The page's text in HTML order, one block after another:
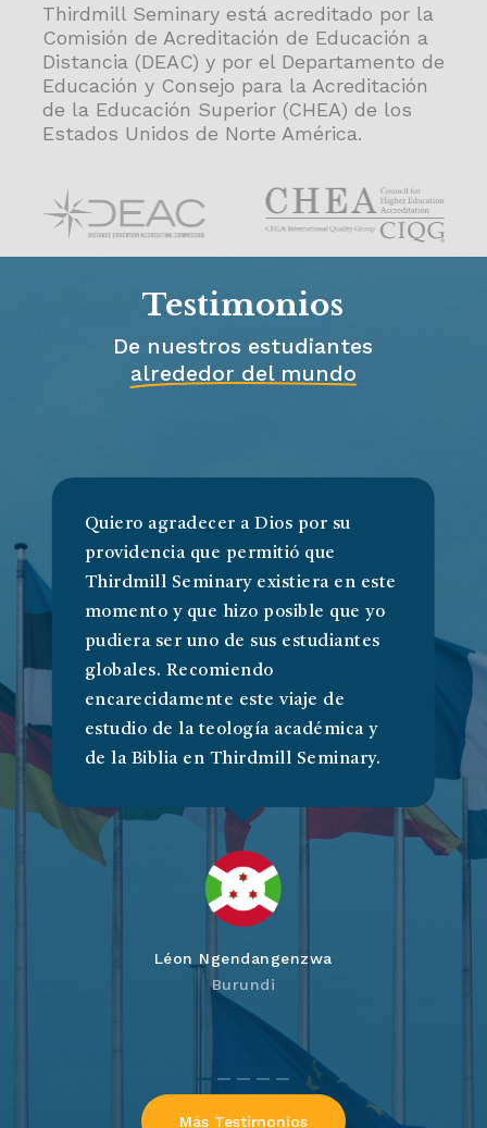
Thirdmill Seminary está acreditado por la
Comisión de Acreditación de Educación a
Distancia (DEAC) y por el Departamento de
Educación y Consejo para la Acreditación
de la Educación Superior (CHEA) de los
Estados Unidos de Norte América.
Testimonios
De nuestros estudiantes
alrededor del mundo
Quiero agradecer a Dios por su
providencia que permitió que
Thirdmill Seminary existiera en este
momento y que hizo posible que yo
pudiera ser uno de sus estudiantes
globales. Recomiendo
encarecidamente este viaje de
estudio de la teología académica y
de la Biblia en Thirdmill Seminary.
Léon Ngendangenzwa
Burundi
Más Testimonios